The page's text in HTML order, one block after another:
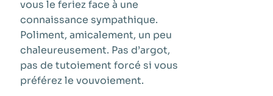
vous le feriez face à une
connaissance sympathique.
Poliment, amicalement, un peu
chaleureusement. Pas d’argot,
pas de tutoiement forcé si vous
préférez le vouvoiement.